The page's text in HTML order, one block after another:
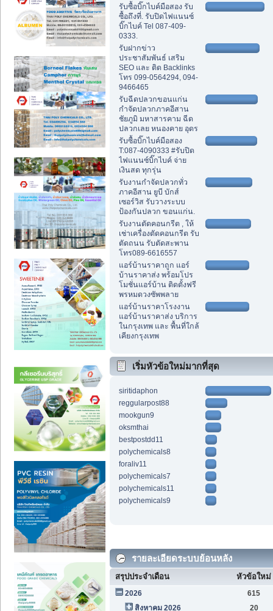
รับซื้อบิ๊กไบค์มือสอง รับ
ซื้อถึงที่. รับปิดไฟแนนซ์
บิ๊กไบค์ Tel 087-409-
0333.
รับฝากข่าว
ประชาสัมพันธ์ เสริม
SEO และ ติด Backlinks
โทร 099-0564294, 094-
9466465
รับฉีดปลวกขอนแก่น
กำจัดปลวกภาคอีสาน
ชัยภูมิ มหาสารคาม ฉีด
ปลวกเลย หนองคาย อุดร
รับซื้อบิ๊กไบค์มือสอง
T:087-4090333 #รับปิด
ไฟแนนซ์บิ๊กไบค์ จ่าย
เงินสด ทุกรุ่น
รับงานกำจัดปลวกทั่ว
ภาคอีสาน ยูบี บักส์
เซอร์วิส รับวางระบบ
ป้องกันปลวก ขอนแก่น.
รับงานตัดคอนกรีต , ให้
เช่าเครื่องตัดคอนกรีต รับ
ตัดถนน รับตัดสะพาน
โทร089-6616557
แอร์บ้านราคาถูก แอร์
บ้านราคาส่ง พร้อมโปร
โมชั่นแอร์บ้าน ติดตั้งฟรี
พรหมดวงซัพพลาย
แอร์บ้านราคาโรงงาน
แอร์บ้านราคาส่ง บริการ
ในกรุงเทพ และ พื้นที่ใกล้
เคียงกรุงเทพ
เริ่มหัวข้อใหม่มากที่สุด
siritidaphon
reggularpost88
mookgun9
oksmthai
bestpostdd11
polychemicals8
foraliv11
polychemicals7
polychemicals11
polychemicals9
รายละเอียดระบบย้อนหลัง
สรุปประจำเดือน หัวข้อใหม่
2026
615
สิงหาคม 2026
20